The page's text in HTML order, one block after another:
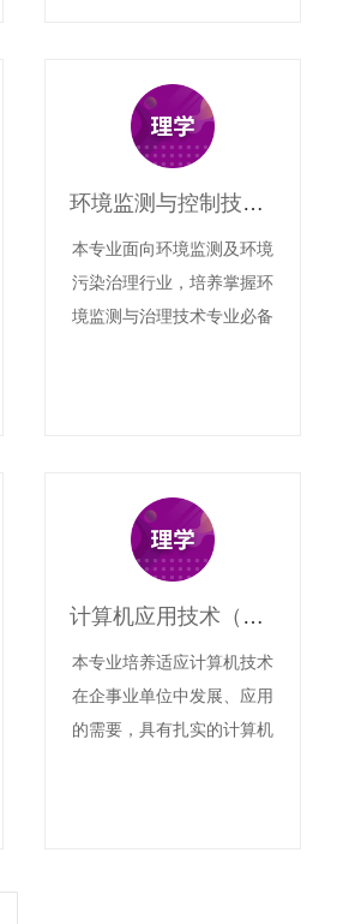
环境监测与控制技术（高升专）
本专业面向环境监测及环境
污染治理行业，培养掌握环
境监测与治理技术专业必备
领域的工作能力的“发展
型、复合型、创新型”的技
术技能型人才。
计算机应用技术（高升专）
本专业培养适应计算机技术
在企事业单位中发展、应用
的需要，具有扎实的计算机